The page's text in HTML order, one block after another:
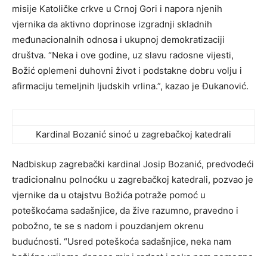
misije Katoličke crkve u Crnoj Gori i napora njenih
vjernika da aktivno doprinose izgradnji skladnih
međunacionalnih odnosa i ukupnoj demokratizaciji
društva. “Neka i ove godine, uz slavu radosne vijesti,
Božić oplemeni duhovni život i podstakne dobru volju i
afirmaciju temeljnih ljudskih vrlina.”, kazao je Đukanović.
Kardinal Bozanić sinoć u zagrebačkoj katedrali
Nadbiskup zagrebački kardinal Josip Bozanić, predvodeći
tradicionalnu polnoćku u zagrebačkoj katedrali, pozvao je
vjernike da u otajstvu Božića potraže pomoć u
poteškoćama sadašnjice, da žive razumno, pravedno i
pobožno, te se s nadom i pouzdanjem okrenu
budućnosti. “Usred poteškoća sadašnjice, neka nam